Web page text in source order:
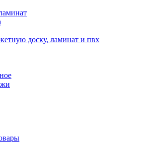
доску, ламинат и пвх